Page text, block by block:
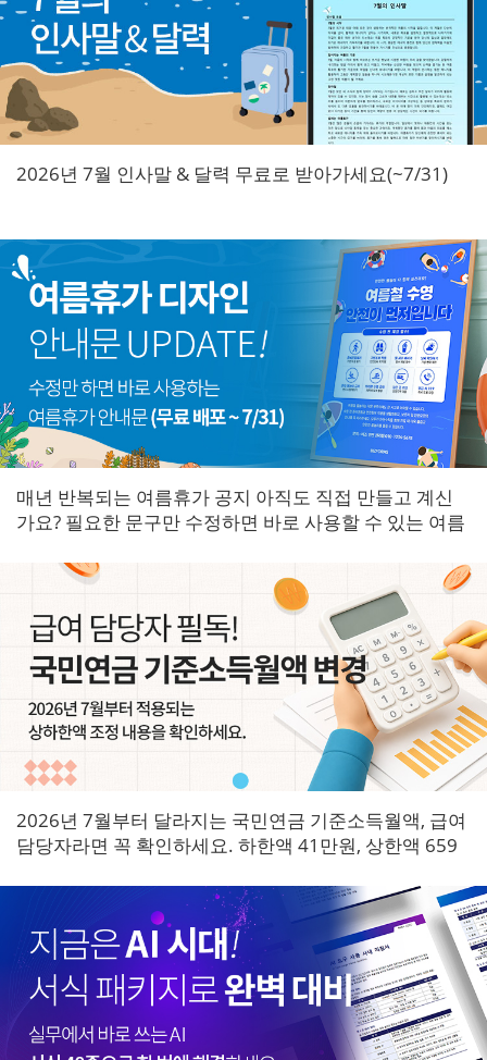
2026년 7월 인사말 & 달력 무료로 받아가세요(~7/31)
매년 반복되는 여름휴가 공지 아직도 직접 만들고 계신
가요? 필요한 문구만 수정하면 바로 사용할 수 있는 여름
2026년 7월부터 달라지는 국민연금 기준소득월액, 급여
담당자라면 꼭 확인하세요. 하한액 41만원, 상한액 659